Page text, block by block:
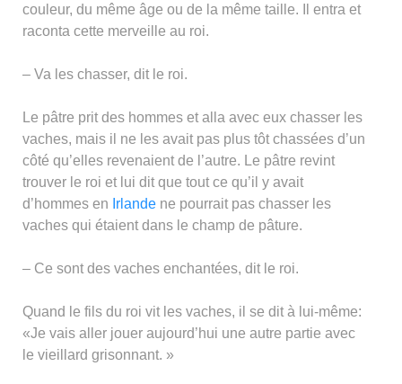
couleur, du même âge ou de la même taille. Il entra et
raconta cette merveille au roi.
– Va les chasser, dit le roi.
Le pâtre prit des hommes et alla avec eux chasser les
vaches, mais il ne les avait pas plus tôt chassées d’un
côté qu’elles revenaient de l’autre. Le pâtre revint
trouver le roi et lui dit que tout ce qu’il y avait
d’hommes en Irlande ne pourrait pas chasser les
vaches qui étaient dans le champ de pâture.
– Ce sont des vaches enchantées, dit le roi.
Quand le fils du roi vit les vaches, il se dit à lui-même:
«Je vais aller jouer aujourd’hui une autre partie avec
le vieillard grisonnant. »